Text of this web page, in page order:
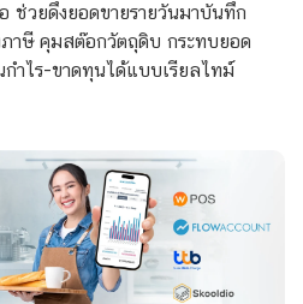
ช่วยดึงยอดขายรายวันมาบันทึก
าษี คุมสต๊อกวัตถุดิบ กระทบยอด
กำไร-ขาดทุนได้แบบเรียลไทม์